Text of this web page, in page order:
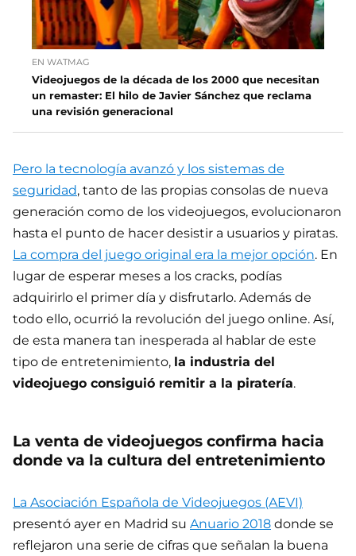
EN WATMAG
Videojuegos de la década de los 2000 que necesitan
un remaster: El hilo de Javier Sánchez que reclama
una revisión generacional
Pero la tecnología avanzó y los sistemas de
seguridad, tanto de las propias consolas de nueva
generación como de los videojuegos, evolucionaron
hasta el punto de hacer desistir a usuarios y piratas.
La compra del juego original era la mejor opción. En
lugar de esperar meses a los cracks, podías
adquirirlo el primer día y disfrutarlo. Además de
todo ello, ocurrió la revolución del juego online. Así,
de esta manera tan inesperada al hablar de este
tipo de entretenimiento, la industria del
videojuego consiguió remitir a la piratería.
La venta de videojuegos confirma hacia
donde va la cultura del entretenimiento
La Asociación Española de Videojuegos (AEVI)
presentó ayer en Madrid su Anuario 2018 donde se
reflejaron una serie de cifras que señalan la buena